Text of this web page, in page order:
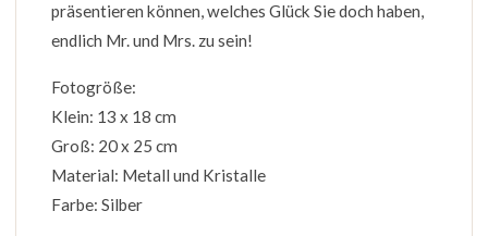
präsentieren können, welches Glück Sie doch haben,
endlich Mr. und Mrs. zu sein!
Fotogröße:
Klein: 13 x 18 cm
Groß: 20 x 25 cm
Material: Metall und Kristalle
Farbe: Silber